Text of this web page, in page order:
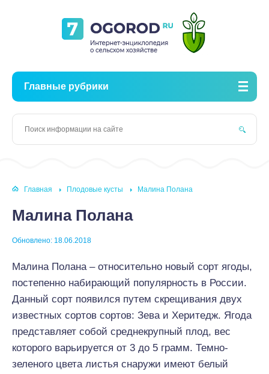
Главные рубрики
Главная Плодовые кусты Малина Полана
Малина Полана
Обновлено: 18.06.2018
Малина Полана – относительно новый сорт ягоды,
постепенно набирающий популярность в России.
Данный сорт появился путем скрещивания двух
известных сортов сортов: Зева и Херитедж. Ягода
представляет собой среднекрупный плод, вес
которого варьируется от 3 до 5 грамм. Темно-
зеленого цвета листья снаружи имеют белый